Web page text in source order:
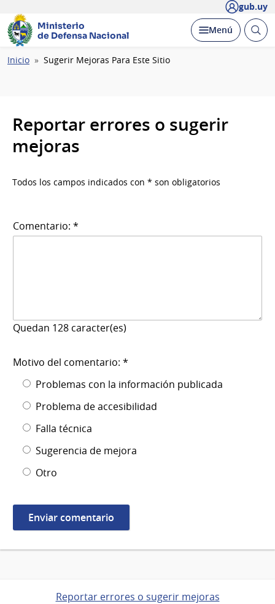
gub.uy
Ministerio
de Defensa Nacional
Desplegar
Menú Abrir
Ruta
Inicio Sugerir Mejoras Para Este Sitio
Reportar errores o sugerir
mejoras
Todos los campos indicados con * son obligatorios
Comentario: *
Quedan 128 caracter(es)
Motivo del comentario: *
Problemas con la información publicada
Problema de accesibilidad
Falla técnica
Sugerencia de mejora
Otro
Reportar errores o sugerir mejoras